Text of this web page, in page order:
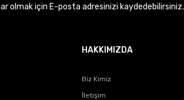
olmak için E-posta adresinizi kaydedebilirsiniz.
HAKKIMIZDA
Biz Kimiz
İletişim